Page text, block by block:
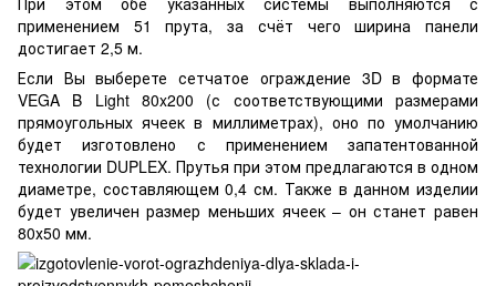
применением 51 прута, за счёт чего ширина панели
достигает 2,5 м.
Если Вы выберете сетчатое ограждение 3D в формате
VEGA B Light 80x200 (с соответствующими размерами
прямоугольных ячеек в миллиметрах), оно по умолчанию
будет изготовлено с применением запатентованной
технологии DUPLEX. Прутья при этом предлагаются в одном
диаметре, составляющем 0,4 см. Также в данном изделии
будет увеличен размер меньших ячеек – он станет равен
80х50 мм.